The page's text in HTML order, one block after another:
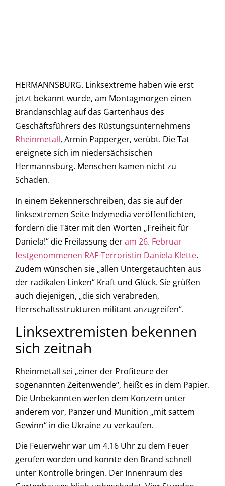
HERMANNSBURG. Linksextreme haben wie erst
jetzt bekannt wurde, am Montagmorgen einen
Brandanschlag auf das Gartenhaus des
Geschäftsführers des Rüstungsunternehmens
Rheinmetall, Armin Papperger, verübt. Die Tat
ereignete sich im niedersächsischen
Hermannsburg. Menschen kamen nicht zu
Schaden.
In einem Bekennerschreiben, das sie auf der
linksextremen Seite Indymedia veröffentlichten,
fordern die Täter mit den Worten „Freiheit für
Daniela!“ die Freilassung deram 26. Februar
festgenommenen RAF-Terroristin Daniela Klette.
Zudem wünschen sie „allen Untergetauchten aus
der radikalen Linken“ Kraft und Glück. Sie grüßen
auch diejenigen, „die sich verabreden,
Herrschaftsstrukturen militant anzugreifen“.
Linksextremisten bekennen
sich zeitnah
Rheinmetall sei „einer der Profiteure der
sogenannten Zeitenwende“, heißt es in dem Papier.
Die Unbekannten werfen dem Konzern unter
anderem vor, Panzer und Munition „mit sattem
Gewinn“ in die Ukraine zu verkaufen.
Die Feuerwehr war um 4.16 Uhr zu dem Feuer
gerufen worden und konnte den Brand schnell
unter Kontrolle bringen. Der Innenraum des